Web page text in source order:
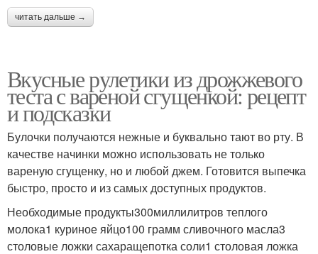
читать дальше →
Вкусные рулетики из дрожжевого
теста с вареной сгущенкой: рецепт
и подсказки
Булочки получаются нежные и буквально тают во рту. В
качестве начинки можно использовать не только
вареную сгущенку, но и любой джем. Готовится выпечка
быстро, просто и из самых доступных продуктов.
Необходимые продукты300миллилитров теплого
молока1 куриное яйцо100 грамм сливочного масла3
столовые ложки сахаращепотка соли1 столовая ложка